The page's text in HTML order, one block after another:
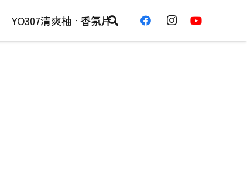
YO307清爽柚 · 香氛片